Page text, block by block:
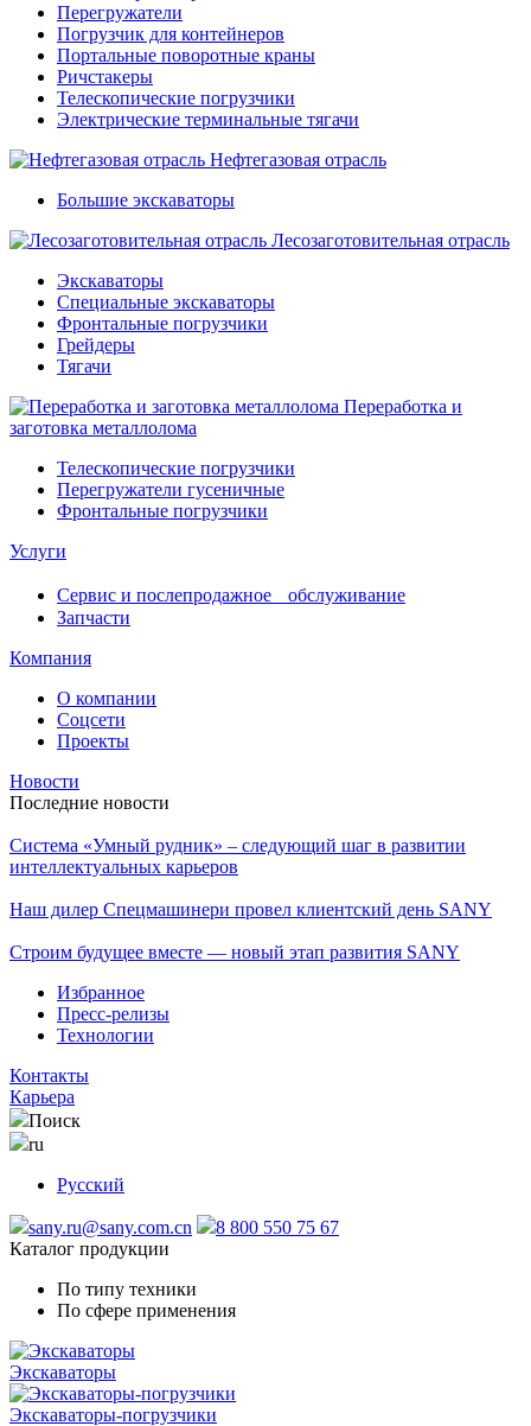
Перегружатели
Погрузчик для контейнеров
Портальные поворотные краны
Ричстакеры
Телескопические погрузчики
Электрические терминальные тягачи
Нефтегазовая отрасль
Большие экскаваторы
Лесозаготовительная отрасль
Экскаваторы
Специальные экскаваторы
Фронтальные погрузчики
Грейдеры
Тягачи
Переработка и
заготовка металлолома
Телескопические погрузчики
Перегружатели гусеничные
Фронтальные погрузчики
Услуги
Сервис и послепродажное обслуживание
Запчасти
Компания
О компании
Соцсети
Проекты
Новости
Последние новости
Система «Умный рудник» – следующий шаг в развитии
интеллектуальных карьеров
Наш дилер Спецмашинери провел клиентский день SANY
Строим будущее вместе — новый этап развития SANY
Избранное
Пресс-релизы
Технологии
Контакты
Карьера
Поиск
ru
Русский
sany.ru@sany.com.cn
8 800 550 75 67
Каталог продукции
По типу техники
По сфере применения
Экскаваторы
Экскаваторы-погрузчики